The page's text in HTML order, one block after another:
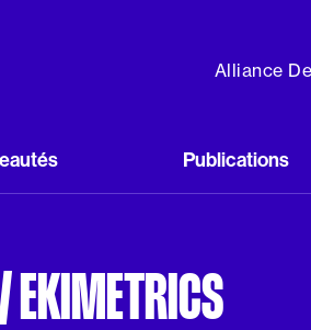
Alliance
Publications
EKIMETRICS